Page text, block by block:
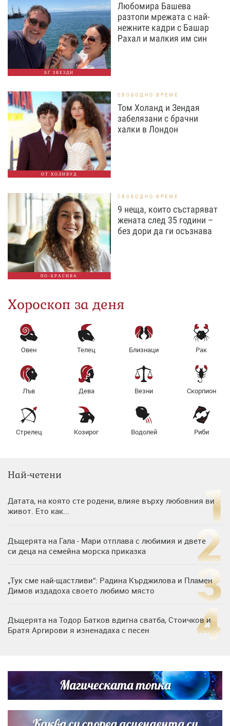
БГ ЗВЕЗДИ
Любомира Башева
разтопи мрежата с най-
нежните кадри с Башар
Рахал и малкия им син
ОТ ХОЛИВУД
СВОБОДНО ВРЕМЕ
Том Холанд и Зендая
забелязани с брачни
халки в Лондон
ПО-КРАСИВА
СВОБОДНО ВРЕМЕ
9 неща, които състаряват
жената след 35 години –
без дори да ги осъзнава
Хороскоп за деня
Овен Телец Близнаци Рак
Лъв Дева Везни Скорпион
Стрелец Козирог Водолей Риби
Най-четени
Датата, на която сте родени, влияе върху любовния ви
живот. Ето как...
Дъщерята на Гала - Мари отплава с любимия и двете
си деца на семейна морска приказка
„Тук сме най-щастливи“: Радина Кърджилова и Пламен
Димов издадоха своето любимо място
Дъщерята на Тодор Батков вдигна сватба, Стоичков и
Братя Аргирови я изненадаха с песен
Списъкът е ясен: Джей Ло и Риана във ВИП гостите на
сватбата на Роналдо
Магическата топка